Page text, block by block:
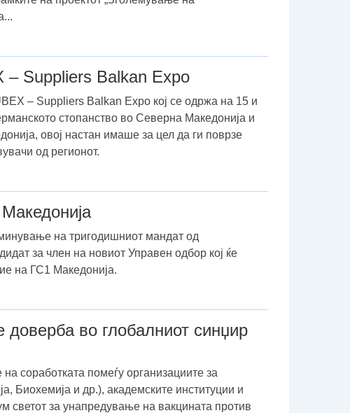
– Suppliers Balkan Expo
– Suppliers Balkan Expo кој се одржа на 15 и
стопанство во Северна Македонија и
овој настан имаше за цел да ги поврзе
од регионот.
на тригодишниот мандат од
за член на новиот Управен одбор кој ќе
на ГС1 Македонија.
во глобалниот синџир
соработката помеѓу организациите за
Биохемија и др.), академските институции и
светот за унапредување на вакцината против